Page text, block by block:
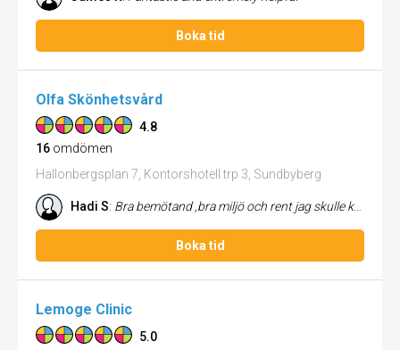
Boka tid
Olfa Skönhetsvård
4.8
16 omdömen
Hallonbergsplan 7, Kontorshotell trp 3, Sundbyberg
Hadi S: Bra bemötand ,bra miljö och rent jag skulle kunna rekomendera till nån vän.
Boka tid
Lemoge Clinic
5.0